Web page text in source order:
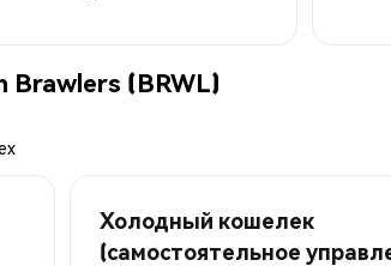
Brawlers (BRWL)
Холодный кошелек
(самостоятельное